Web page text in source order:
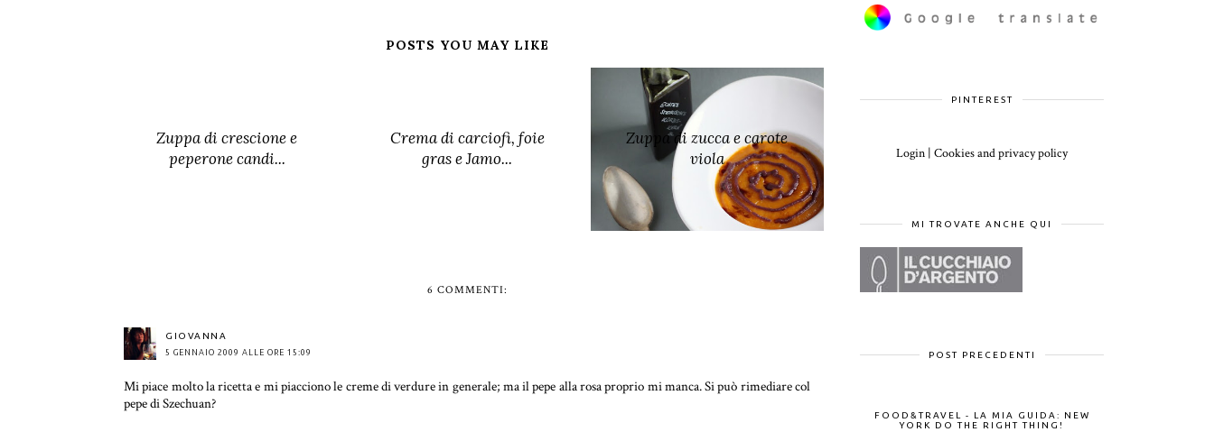
POSTS YOU MAY LIKE
Zuppa di crescione e
peperone candi...
Crema di carciofi, foie
gras e Jamo...
Zuppa di zucca e carote
viola
6 COMMENTI:
GIOVANNA
5 GENNAIO 2009 ALLE ORE 15:09
Mi piace molto la ricetta e mi piacciono le creme di verdure in generale; ma il pepe alla rosa proprio mi manca. Si può rimediare col
pepe di Szechuan?
PINTEREST
Login | Cookies and privacy policy
MI TROVATE ANCHE QUI
POST PRECEDENTI
FOOD&TRAVEL - LA MIA GUIDA: NEW
YORK DO THE RIGHT THING!